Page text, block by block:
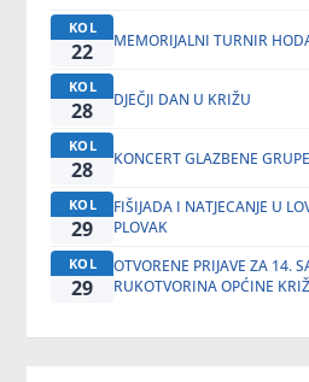
KOL
22 MEMORIJALNI TURNIR
KOL
28 DJEČJI DAN U KRIŽU
KOL
28 KONCERT GLAZBENE
KOL
29
FIŠIJADA I NATJECANJE U
PLOVAK
KOL
29
OTVORENE PRIJAVE ZA 14.
RUKOTVORINA OPĆINE KRIŽ